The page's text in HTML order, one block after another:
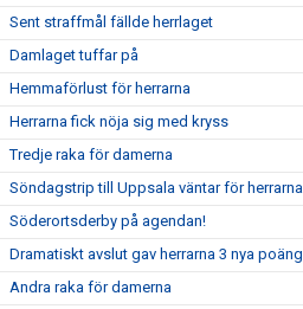
Sent straffmål fällde herrlaget
Damlaget tuffar på
Hemmaförlust för herrarna
Herrarna fick nöja sig med kryss
Tredje raka för damerna
Söndagstrip till Uppsala väntar för herrarna
Söderortsderby på agendan!
Dramatiskt avslut gav herrarna 3 nya poäng
Andra raka för damerna